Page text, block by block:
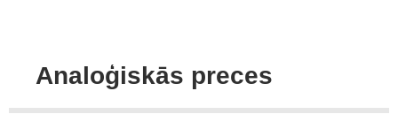
Analoģiskās preces